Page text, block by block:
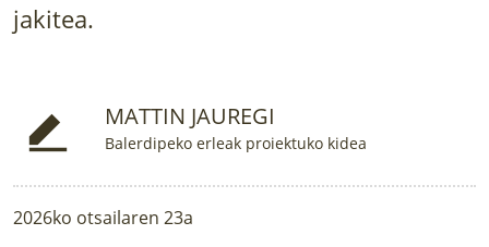
jakitea.
MATTIN JAUREGI
Balerdipeko erleak proiektuko kidea
2026ko otsailaren 23a